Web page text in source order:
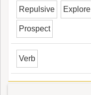
Repulsive Explore
Prospect
Verb